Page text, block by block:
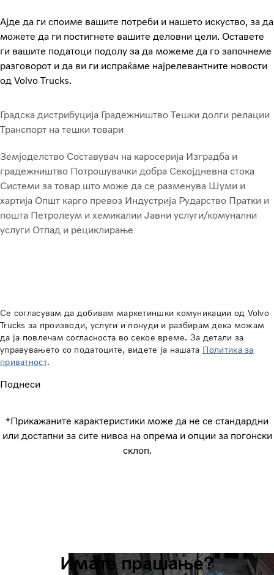
Ајде да ги споиме вашите потреби и нашето искуство, за да
можете да ги постигнете вашите деловни цели. Оставете
ги вашите податоци подолу за да можеме да го започнеме
разговорот и да ви ги испраќаме најрелевантните новости
од Volvo Trucks.
Градска дистрибуција Градежништво Тешки долги релации
Транспорт на тешки товари
Земјоделство Составувач на каросерија Изградба и
градежништво Потрошувачки добра Секојдневна стока
Системи за товар што може да се разменува Шуми и
хартија Општ карго превоз Индустрија Рударство Пратки и
пошта Петролеум и хемикалии Јавни услуги/комунални
услуги Отпад и рециклирање
Се согласувам да добивам маркетиншки комуникации од Volvo
Trucks за производи, услуги и понуди и разбирам дека можам
да ја повлечам согласноста во секое време. За детали за
управувањето со податоците, видете ја нашата Политика за
приватност.
Поднеси
*Прикажаните карактеристики може да не се стандардни
или достапни за сите нивоа на опрема и опции за погонски
склоп.
Имате прашање?